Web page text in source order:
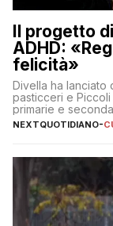
Il progetto
ADHD:
felicità»
Divella ha lanciato
pasticceri e
primarie e
pugliesi che si
NEXTQUOTIDIANO-